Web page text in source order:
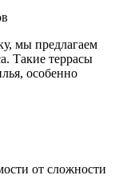
мы предлагаем
Такие террасы
особенно
от сложности